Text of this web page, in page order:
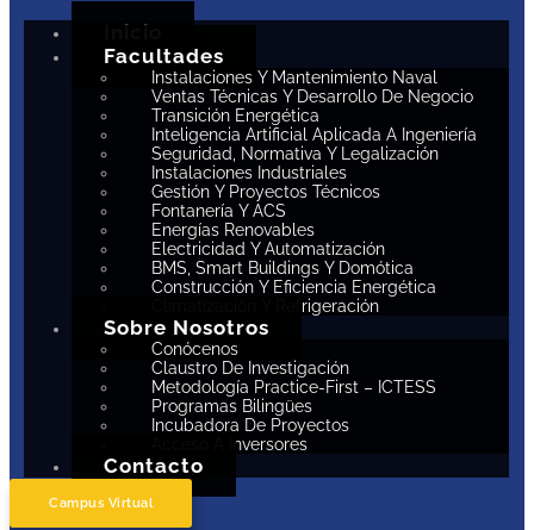
Inicio
Facultades
Instalaciones Y Mantenimiento Naval
Ventas Técnicas Y Desarrollo De Negocio
Transición Energética
Inteligencia Artificial Aplicada A Ingeniería
Seguridad, Normativa Y Legalización
Instalaciones Industriales
Gestión Y Proyectos Técnicos
Fontanería Y ACS
Energías Renovables
Electricidad Y Automatización
BMS, Smart Buildings Y Domótica
Construcción Y Eficiencia Energética
Climatización Y Refrigeración
Sobre Nosotros
Conócenos
Claustro De Investigación
Metodología Practice-First – ICTESS
Programas Bilingües
Incubadora De Proyectos
Acceso A Inversores
Contacto
Campus Virtual